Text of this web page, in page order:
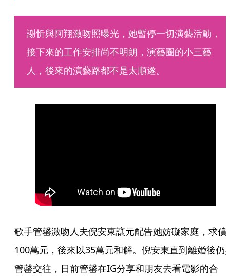
謝忻與阿翔激吻照曝光，她暫停一切演藝活動，
接下來的工作安排尚不明朗，演藝圈的小三藝
人，後來的演藝路都不是太順遂。
歌手管罄激吻人夫倪安東讓元配告她妨礙家庭，求償
100萬元，後來以35萬元和解。倪安東直到離婚後仍
管罄交往，日前管罄在IG分享和朋友去看電影的合